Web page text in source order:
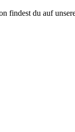
findest du auf